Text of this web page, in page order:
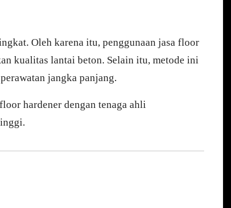
Oleh karena itu, penggunaan jasa floor
kualitas lantai beton. Selain itu, metode ini
jangka panjang.
hardener dengan tenaga ahli